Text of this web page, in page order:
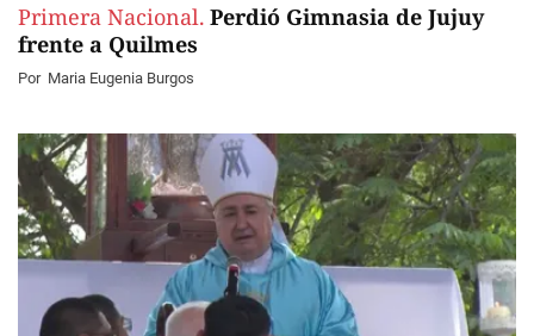
Primera Nacional. Perdió Gimnasia de Jujuy
frente a Quilmes
Por Maria Eugenia Burgos